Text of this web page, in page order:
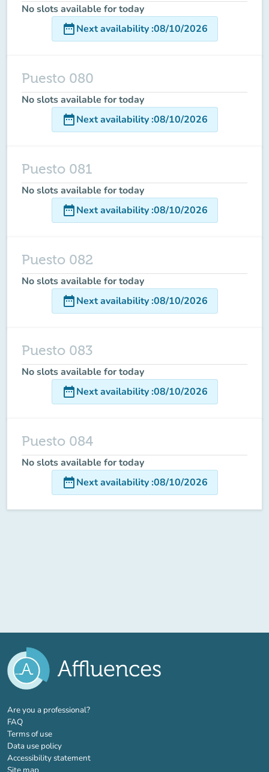
No slots available for today
date_rangeNext availability:08/10/2026
Puesto 080
No slots available for today
date_rangeNext availability:08/10/2026
Puesto 081
No slots available for today
date_rangeNext availability:08/10/2026
Puesto 082
No slots available for today
date_rangeNext availability:08/10/2026
Puesto 083
No slots available for today
date_rangeNext availability:08/10/2026
Puesto 084
No slots available for today
date_rangeNext availability:08/10/2026
Are you a professional?(new tab)
FAQ
Terms of use
Data use policy
Accessibility statement